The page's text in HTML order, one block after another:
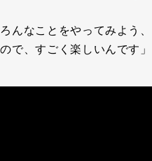
んなことをやってみよう
で、すごく楽しいんです」